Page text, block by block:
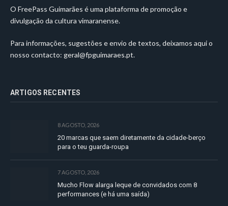
O FreePass Guimarães é uma plataforma de promoção e
divulgação da cultura vimaranense.
Para informações, sugestões e envio de textos, deixamos aqui o
nosso contacto: geral@fpguimaraes.pt.
ARTIGOS RECENTES
8 AGOSTO, 2026
20 marcas que saem diretamente da cidade-berço
para o teu guarda-roupa
7 AGOSTO, 2026
Mucho Flow alarga leque de convidados com 8
performances (e há uma saída)